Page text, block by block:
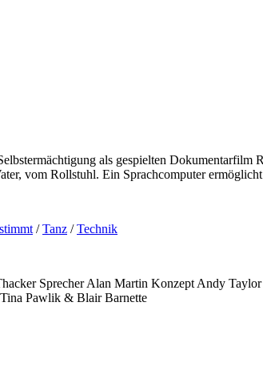
als gespielten Dokumentarfilm
vom Rollstuhl. Ein Sprachcomputer
/Tanz /Technik
Sprecher Alan Martin Konzept Andy Taylor
Pawlik & Blair Barnette